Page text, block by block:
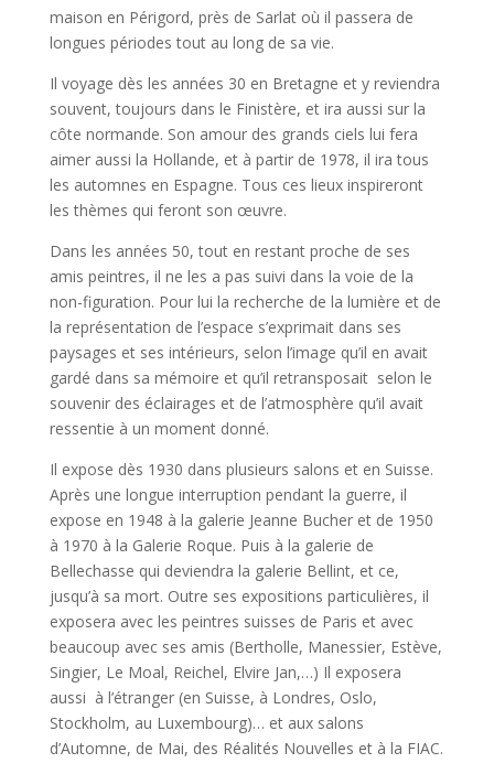
maison en Périgord, près de Sarlat où il passera de
longues périodes tout au long de sa vie.
Il voyage dès les années 30 en Bretagne et y reviendra
souvent, toujours dans le Finistère, et ira aussi sur la
côte normande. Son amour des grands ciels lui fera
aimer aussi la Hollande, et à partir de 1978, il ira tous
les automnes en Espagne. Tous ces lieux inspireront
les thèmes qui feront son œuvre.
Dans les années 50, tout en restant proche de ses
amis peintres, il ne les a pas suivi dans la voie de la
non-figuration. Pour lui la recherche de la lumière et de
la représentation de l’espace s’exprimait dans ses
paysages et ses intérieurs, selon l’image qu’il en avait
gardé dans sa mémoire et qu’il retransposait selon le
souvenir des éclairages et de l’atmosphère qu’il avait
ressentie à un moment donné.
Il expose dès 1930 dans plusieurs salons et en Suisse.
Après une longue interruption pendant la guerre, il
expose en 1948 à la galerie Jeanne Bucher et de 1950
à 1970 à la Galerie Roque. Puis à la galerie de
Bellechasse qui deviendra la galerie Bellint, et ce,
jusqu’à sa mort. Outre ses expositions particulières, il
exposera avec les peintres suisses de Paris et avec
beaucoup avec ses amis (Bertholle, Manessier, Estève,
Singier, Le Moal, Reichel, Elvire Jan,…) Il exposera
aussi à l’étranger (en Suisse, à Londres, Oslo,
Stockholm, au Luxembourg)… et aux salons
d’Automne, de Mai, des Réalités Nouvelles et à la FIAC.